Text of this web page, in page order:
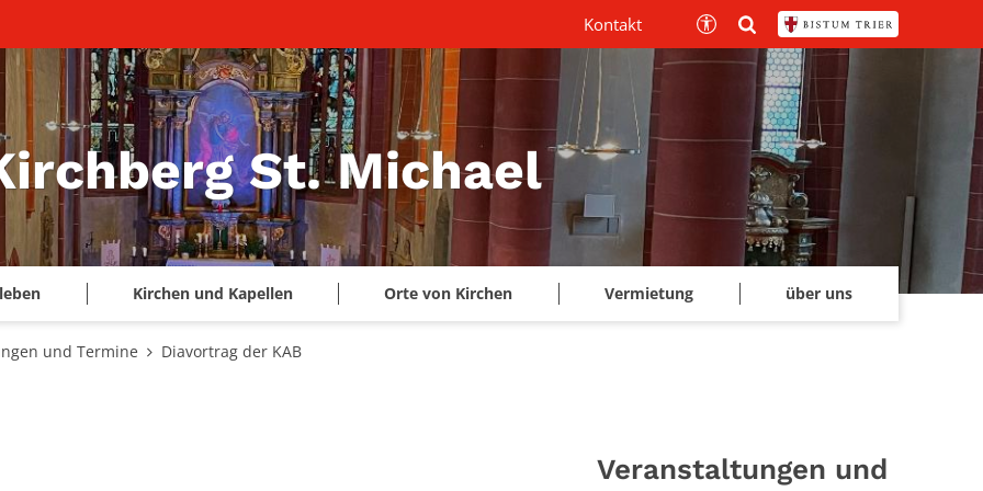
St. Michael
Kirchen und Kapellen Orte von Kirchen Vermietung über uns
Kontakt
und Termine Diavortrag der KAB
Veranstaltungen und